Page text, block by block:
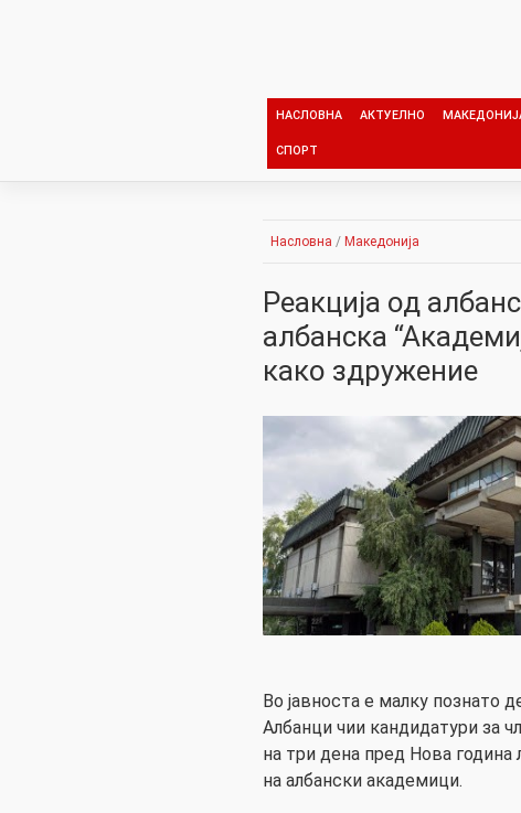
НАСЛОВНА АКТУЕЛНО
СПОРТ
Насловна / Македонија
Реакција од
албанска
како здружение
Во јавноста е малку познато
Албанци чии кандидатури за
на три дена пред Нова
на албански академици.